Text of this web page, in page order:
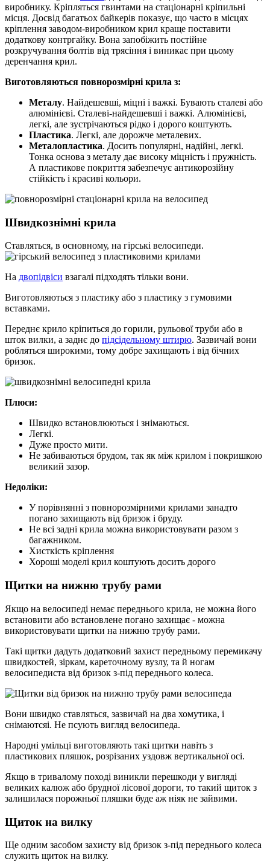
виробнику. Кріпляться гвинтами на стаціонарні кріпильні
місця. Досвід багатьох байкерів показує, що часто в місцях
кріплення заводом-виробником крил краще поставити
додаткову контргайку. Вона запобіжить постійне
розкручування болтів від трясіння і виникає при цьому
деренчання крил.
Виготовляються повнорозмірні крила з:
Металу. Найдешевші, міцні і важкі. Бувають сталеві або
алюмінієві. Сталеві-найдешевші і важкі. Алюмінієві,
легкі, але зустрічаються рідко і дорого коштують.
Пластика. Легкі, але дорожче металевих.
Металопластика. Досить популярні, надійні, легкі.
Тонка основа з металу дає високу міцність і пружність.
А пластикове покриття забезпечує антикорозійну
стійкість і красиві кольори.
Швидкознімні крила
Ставляться, в основному, на гірські велосипеди.
На двопідвіси взагалі підходять тільки вони.
Виготовляються з пластику або з пластику з гумовими
вставками.
Переднє крило кріпиться до горили, рульової труби або в
шток вилки, а заднє до підсідельному штирю. Зазвичай вони
робляться широкими, тому добре захищають і від бічних
бризок.
Плюси:
Швидко встановлюються і знімаються.
Легкі.
Дуже просто мити.
Не забиваються брудом, так як між крилом і покришкою
великий зазор.
Недоліки:
У порівнянні з повнорозмірними крилами занадто
погано захищають від бризок і бруду.
Не всі задні крила можна використовувати разом з
багажником.
Хисткість кріплення
Хороші моделі крил коштують досить дорого
Щитки на нижню трубу рами
Якщо на велосипеді немає переднього крила, не можна його
встановити або встановлене погано захищає - можна
використовувати щитки на нижню трубу рами.
Такі щитки дадуть додатковий захист передньому перемикачу
швидкостей, зіркам, кареточному вузлу, та й ногам
велосипедиста від бризок з-під переднього колеса.
Вони швидко ставляться, зазвичай на два хомутика, і
снімаютсяі. Не псують вигляд велосипеда.
Народні умільці виготовляють такі щитки навіть з
пластикових пляшок, розрізаних уздовж вертикальної осі.
Якщо в тривалому поході виникли перешкоди у вигляді
великих калюж або брудної лісової дороги, то такий щиток з
залишилася порожньої пляшки буде аж ніяк не зайвими.
Щиток на вилку
Ще одним засобом захисту від бризок з-під переднього колеса
служить щиток на вилку.